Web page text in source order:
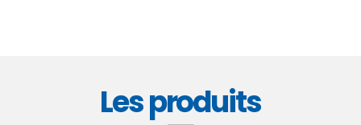
Les produits